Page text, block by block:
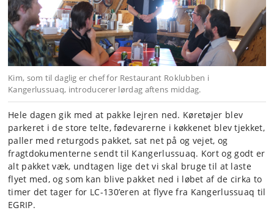
Kim, som til daglig er chef for Restaurant Roklubben i
Kangerlussuaq, introducerer lørdag aftens middag.
Hele dagen gik med at pakke lejren ned. Køretøjer blev
parkeret i de store telte, fødevarerne i køkkenet blev tjekket,
paller med returgods pakket, sat net på og vejet, og
fragtdokumenterne sendt til Kangerlussuaq. Kort og godt er
alt pakket væk, undtagen lige det vi skal bruge til at laste
flyet med, og som kan blive pakket ned i løbet af de cirka to
timer det tager for LC-130’eren at flyve fra Kangerlussuaq til
EGRIP.